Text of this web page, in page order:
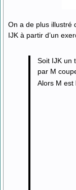
On a de plus illustré
IJK à partir d’un
Soit IJK un
par M
Alors M est